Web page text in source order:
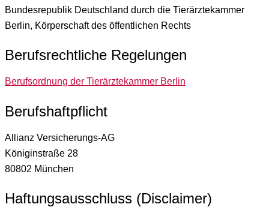
Bundesrepublik Deutschland durch die Tierärztekammer
Berlin, Körperschaft des öffentlichen Rechts
Berufsrechtliche Regelungen
Berufsordnung der Tierärztekammer Berlin
Berufshaftpflicht
Allianz Versicherungs-AG
Königinstraße 28
80802 München
Haftungsausschluss (Disclaimer)